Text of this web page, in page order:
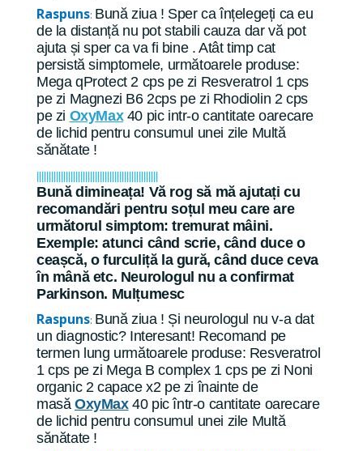
Raspuns: Bună ziua ! Sper ca înțelegeți ca eu
de la distanță nu pot stabili cauza dar vă pot
ajuta și sper ca va fi bine . Atât timp cat
persistă simptomele, următoarele produse:
Mega qProtect 2 cps pe zi Resveratrol 1 cps
pe zi Magnezi B6 2cps pe zi Rhodiolin 2 cps
pe zi OxyMax40 pic intr-o cantitate oarecare
de lichid pentru consumul unei zile Multă
sănătate !
Bună dimineața! Vă rog să mă ajutați cu
recomandări pentru soțul meu care are
următorul simptom: tremurat mâini.
Exemple: atunci când scrie, când duce o
ceașcă, o furculiță la gură, când duce ceva
în mână etc. Neurologul nu a confirmat
Parkinson. Mulțumesc
Raspuns: Bună ziua ! Și neurologul nu v-a dat
un diagnostic? Interesant! Recomand pe
termen lung următoarele produse: Resveratrol
1 cps pe zi Mega B complex 1 cps pe zi Noni
organic 2 capace x2 pe zi înainte de
masă OxyMax40 pic într-o cantitate oarecare
de lichid pentru consumul unei zile Multă
sănătate !